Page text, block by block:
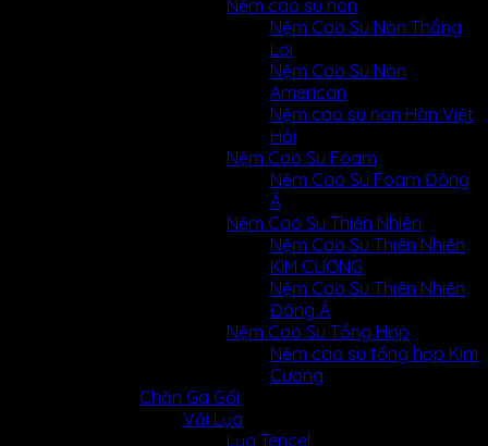
Nệm cao su non
Nệm Cao Su Non Thắng
Lợi
Nệm Cao Su Non
American
Nệm cao su non Hàn Việt
Hải
Nệm Cao Su Foam
Nệm Cao Su Foam Đông
Á
Nệm Cao Su Thiên Nhiên
Nệm Cao Su Thiên Nhiên
KIM CƯƠNG
Nệm Cao Su Thiên Nhiên
Đông Á
Nệm Cao Su Tổng Hợp
Nệm cao su tổng hợp Kim
Cương
Chăn Ga Gối
Vải Lụa
Lụa Tencel